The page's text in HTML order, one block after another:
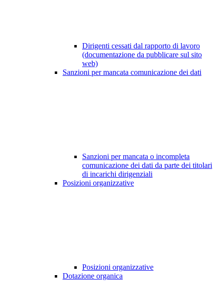
Dirigenti cessati dal rapporto di lavoro
(documentazione da pubblicare sul sito
web)
Sanzioni per mancata comunicazione dei dati
Sanzioni per mancata o incompleta
comunicazione dei dati da parte dei titolari
di incarichi dirigenziali
Posizioni organizzative
Posizioni organizzative
Dotazione organica